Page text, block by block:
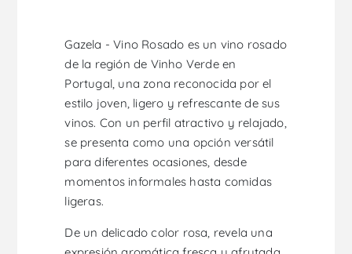
Gazela - Vino Rosado es un vino rosado
de la región de Vinho Verde en
Portugal, una zona reconocida por el
estilo joven, ligero y refrescante de sus
vinos. Con un perfil atractivo y relajado,
se presenta como una opción versátil
para diferentes ocasiones, desde
momentos informales hasta comidas
ligeras.
De un delicado color rosa, revela una